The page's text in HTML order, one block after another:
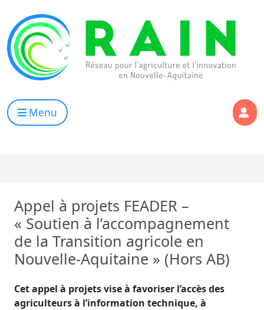
Menu
Appel à projets FEADER –
« Soutien à l’accompagnement
de la Transition agricole en
Nouvelle-Aquitaine » (Hors AB)
Cet appel à projets vise à favoriser l’accès des
agriculteurs à l’information technique, à